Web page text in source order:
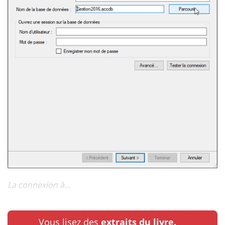
La connexion à...
Vous lisez des extraits du livre.